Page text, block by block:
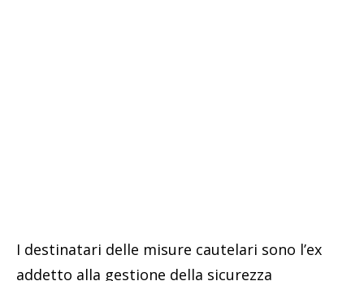
I destinatari delle misure cautelari sono l’ex
addetto alla gestione della sicurezza